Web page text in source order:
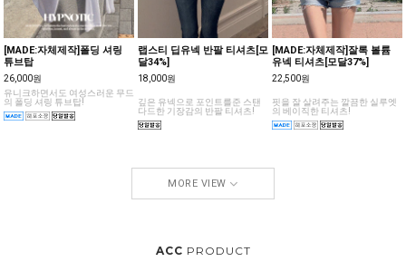
[MADE:자체제작]폴딩 셔링
튜브탑
26,000원
유니크하면서도 여성스러운 무드
의 폴딩 셔링 튜브탑!
랩스티 딥유넥 반팔 티셔츠[모
달34%]
18,000원
깊은 유넥으로 포인트를준 스탠
다드한 기장감의 반팔 티셔츠!
[MADE:자체제작]잘록 볼륨
유넥 티셔츠[모달37%]
22,500원
핏을 잘 살려주는 깔끔한 실루엣
의 베이직한 티셔츠!
MORE VIEW
ACC PRODUCT